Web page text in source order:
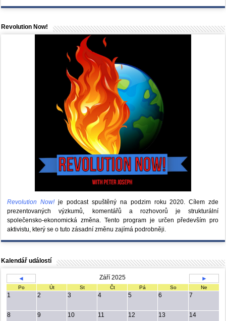
Revolution Now!
Revolution Now! je podcast spuštěný na podzim roku 2020.Cílem zde
prezentovaných výzkumů, komentářů a rozhovorů je strukturální
společensko-ekonomická změna. Tento program je určen především pro
aktivistu, který se o tuto zásadní změnu zajímá podrobněji.
Kalendář událostí
◄ Září 2025 ►
Po Út St Čt Pá So Ne
1 2 3 4 5 6 7
8 9 10 11 12 13 14